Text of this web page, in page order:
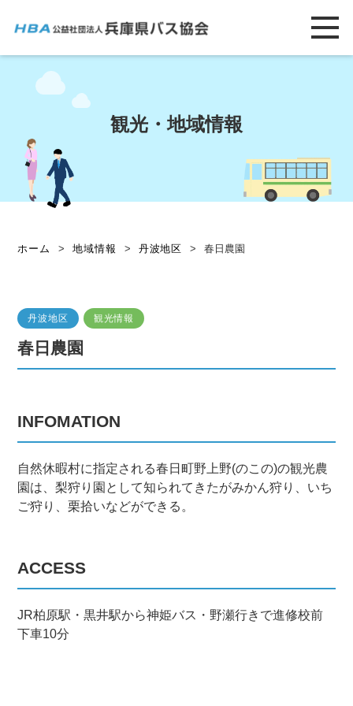
観光・地域情報
ホーム > 地域情報 > 丹波地区 > 春日農園
春日農園
丹波地区 観光情報
INFOMATION
自然休暇村に指定される春日町野上野(のこの)の観光農
園は、梨狩り園として知られてきたがみかん狩り、いち
ご狩り、栗拾いなどができる。
ACCESS
JR柏原駅・黒井駅から神姫バス・野瀬行きで進修校前
下車10分